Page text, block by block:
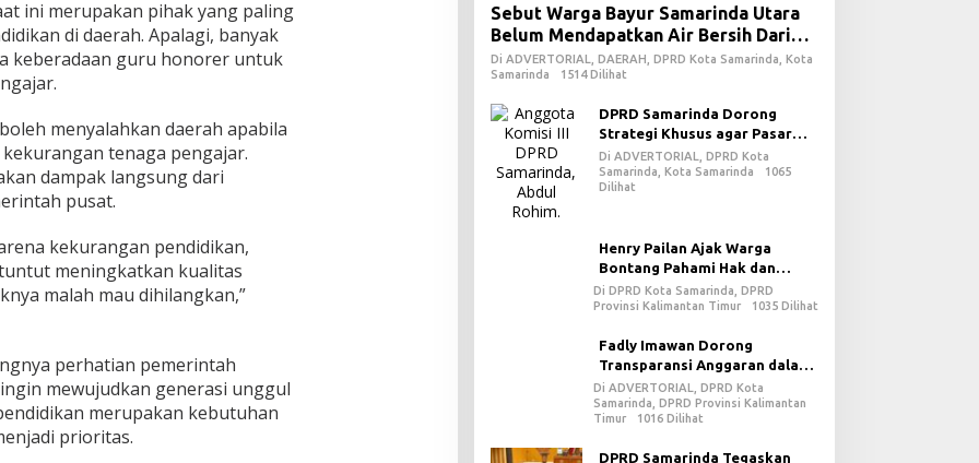
ini merupakan pihak yang paling
di daerah. Apalagi, banyak
keberadaan guru honorer untuk
menyalahkan daerah apabila
tenaga pengajar.
dampak langsung dari
pusat.
kekurangan pendidikan,
meningkatkan kualitas
malah mau dihilangkan,”
perhatian pemerintah
mewujudkan generasi unggul
merupakan kebutuhan
prioritas.
Sebut Warga Bayur Samarinda Utara
Belum Mendapatkan Air Bersih Dari
PDAM
Di ADVERTORIAL, DAERAH, DPRD Kota Samarinda, Kota
Samarinda
1514 Dilihat
DPRD Samarinda Dorong
Strategi Khusus agar Pasar
Pagi Kembali Ramai Pasca
Revitalisasi
Di ADVERTORIAL, DPRD Kota
Samarinda, Kota Samarinda
1065
Dilihat
Henry Pailan Ajak Warga
Bontang Pahami Hak dan
Kewajiban dalam Demokrasi
Di DPRD Kota Samarinda, DPRD
Provinsi Kalimantan Timur
1035 Dilihat
Fadly Imawan Dorong
Transparansi Anggaran dalam
Penguatan Demokrasi Daerah
di PPU
Di ADVERTORIAL, DPRD Kota
Samarinda, DPRD Provinsi Kalimantan
Timur
1016 Dilihat
DPRD Samarinda Tegaskan